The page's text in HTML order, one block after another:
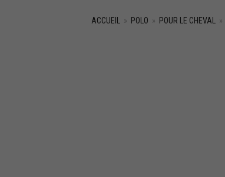
ACCUEIL » POLO » POUR LE CHEVAL »